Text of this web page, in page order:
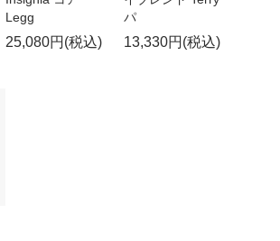
Legg
25,080円(税込)
パ
13,330円(税込)